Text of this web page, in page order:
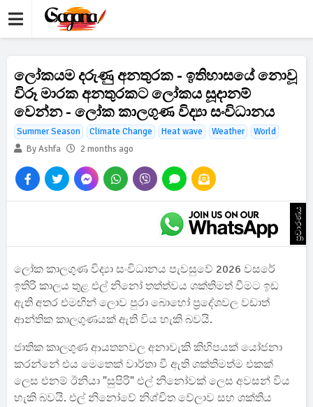
ලෝකයම දරුණු අනතුරක - ඉතිහාසයේ නොවූ
විරූ මාරක අනතුරකට ලෝකය සූදානම්
වෙන්න - ලෝක කාලගුණ විද්‍යා සංවිධානය
Summer Season Climate Change Heat wave Weather
World
By Ashfa
2 months ago
ප්‍රචාරණය
ලෝක කාලගුණ විද්‍යා සංවිධානය පැවසුවේ 2026 වසරේ
ඉතිරි කාලය තුළ එල් නිනෝ තත්ත්වය ශක්තිමත් වීමට ඉඩ
ඇති අතර එමඟින් ලොව පුරා බොහෝ ප්‍රදේශවල වඩාත්
ආන්තික කාලගුණයක් ඇති විය හැකි බවයි.
ජාතික කාලගුණ ආයතනවල අනාවැකි කිහිපයක් යෝජනා
කරන්නේ එය මෙතෙක් වාර්තා වී ඇති ශක්තිමත්ම එකක්
ලෙස එනම් ඊනියා "සුපිරි" එල් නිනෝවක් ලෙස අවසන් විය
හැකි බවයි. එල් නිනෝවේ නිශ්චිත වේලාව සහ ශක්තිය